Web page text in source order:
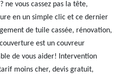
ne vous cassez pas la tête,
en un simple clic et ce dernier
de tuile cassée, rénovation,
est un couvreur
de vous aider! Intervention
moins cher, devis gratuit,